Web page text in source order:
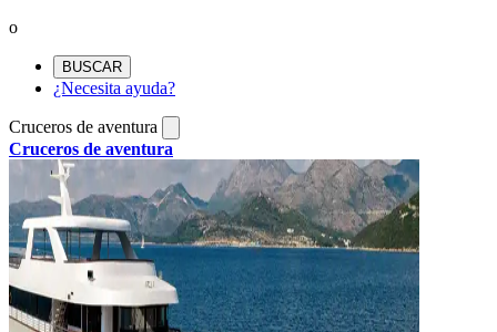
o
BUSCAR
¿Necesita ayuda?
Cruceros de aventura
Cruceros de aventura